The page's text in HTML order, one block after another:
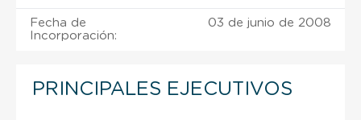
Fecha de
Incorporación:
03 de junio de 2008
PRINCIPALES EJECUTIVOS